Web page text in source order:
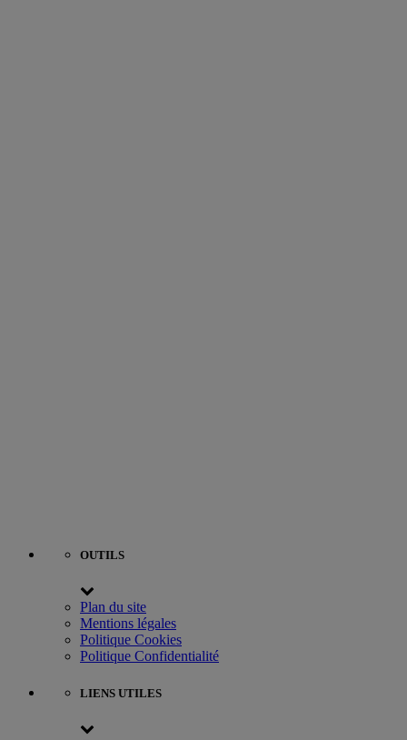
OUTILS
Plan du site
Mentions légales
Politique Cookies
Politique Confidentialité
LIENS UTILES